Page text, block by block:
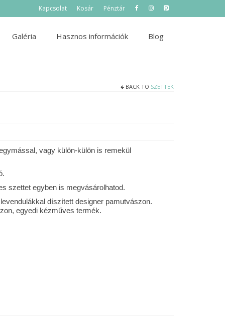
Kapcsolat Kosár Pénztár
Galéria Hasznos információk Blog
BACK TO SZETTEK
vagy külön-külön is remekül
szettet egyben is megvásárolhatod.
díszített designer pamutvászon.
egyedi kézműves termék.